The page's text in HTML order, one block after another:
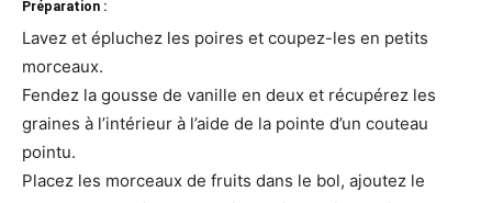
Préparation :
Lavez et épluchez les poires et coupez-les en petits
morceaux.
Fendez la gousse de vanille en deux et récupérez les
graines à l’intérieur à l’aide de la pointe d’un couteau
pointu.
Placez les morceaux de fruits dans le bol, ajoutez le